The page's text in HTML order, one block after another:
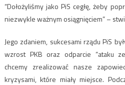
“Dołożyliśmy jako PiS cegłę, żeby
niezwykle ważnym osiągnięciem” –
Jego zdaniem, sukcesami rządu PiS
wzrost PKB oraz odparcie “ataku
chcemy zrealizować nasze
kryzysami, które miały miejsce.